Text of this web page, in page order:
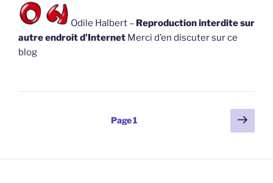
Odile Halbert – Reproduction interdite sur
autre endroit d’Internet Merci d’en discuter sur ce
blog
Page1
Page